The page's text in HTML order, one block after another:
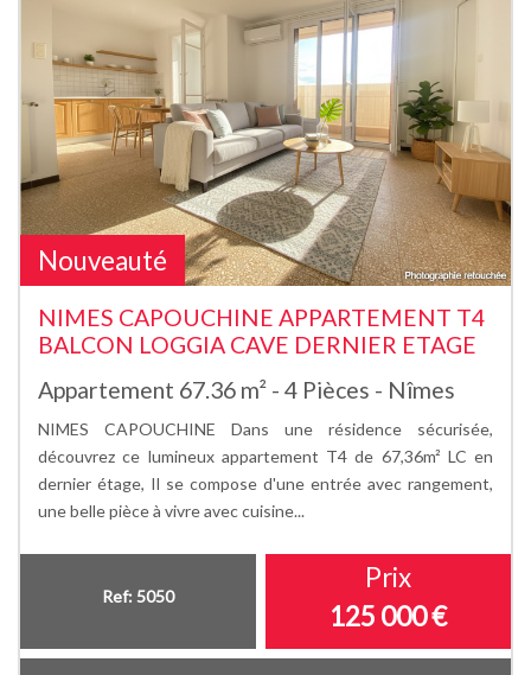
Nouveauté
NIMES CAPOUCHINE APPARTEMENT T4
BALCON LOGGIA CAVE DERNIER ETAGE
Appartement 67.36 m² - 4 Pièces - Nîmes
NIMES CAPOUCHINE Dans une résidence sécurisée,
découvrez ce lumineux appartement T4 de 67,36m² LC en
dernier étage, Il se compose d'une entrée avec rangement,
une belle pièce à vivre avec cuisine...
Ref: 5050
Prix
125 000€